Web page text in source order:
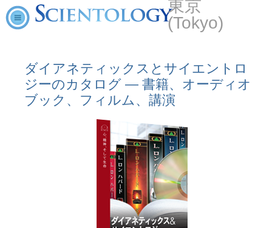
東京
(Tokyo)
ダイアネティックスとサイエントロ
ジーのカタログ ― 書籍、オーディオ
ブック、フィルム、講演